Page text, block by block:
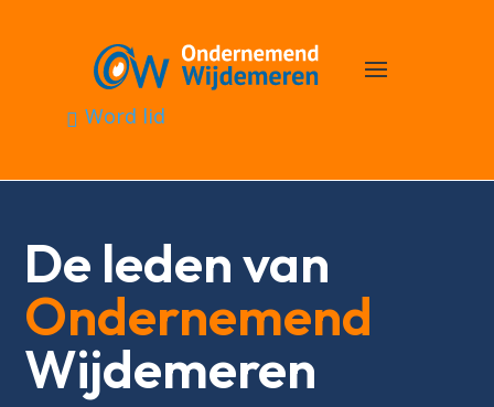
Word lid
De leden van
Ondernemend
Wijdemeren